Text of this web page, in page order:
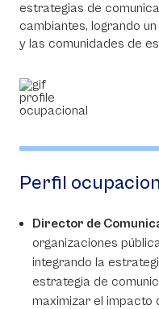
estrategias de
cambiantes, logrando
y las comunidades de
Perfil
Director de
organizaciones
integrando la
estrategia de
maximizar el impacto